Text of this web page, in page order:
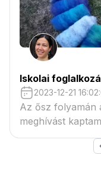
Iskolai
2023-12-21
Az ősz folyamán
meghívást